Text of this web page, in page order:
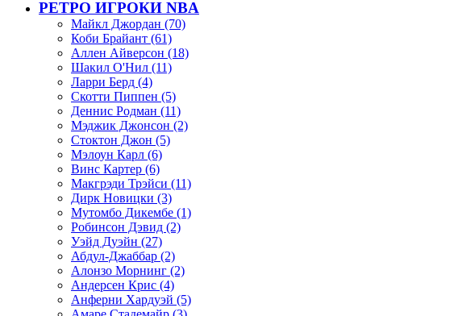
РЕТРО ИГРОКИ NBA
Майкл Джордан (70)
Коби Брайант (61)
Аллен Айверсон (18)
Шакил О'Нил (11)
Ларри Берд (4)
Скотти Пиппен (5)
Деннис Родман (11)
Мэджик Джонсон (2)
Стоктон Джон (5)
Мэлоун Карл (6)
Винс Картер (6)
Макгрэди Трэйси (11)
Дирк Новицки (3)
Мутомбо Дикембе (1)
Робинсон Дэвид (2)
Уэйд Дуэйн (27)
Абдул-Джаббар (2)
Алонзо Морнинг (2)
Андерсен Крис (4)
Анферни Xардуэй (5)